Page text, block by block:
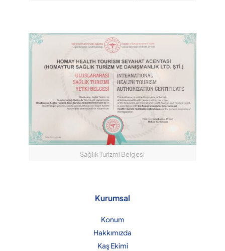
Sağlık Turizmi Belgesi
Kurumsal
Konum
Hakkımızda
Kaş Ekimi